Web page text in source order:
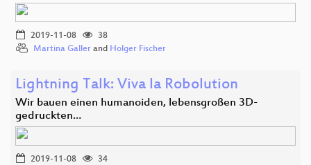
2019-11-08
38
Martina Galler and Holger Fischer
Lightning Talk: Viva la Robolution
Wir bauen einen humanoiden, lebensgroßen 3D-
gedruckten…
2019-11-08 34